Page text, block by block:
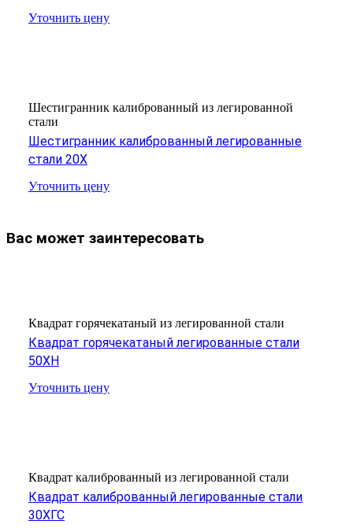
Уточнить цену
Шестигранник калиброванный из легированной
стали
Шестигранник калиброванный легированные
стали 20Х
Уточнить цену
Вас может заинтересовать
Квадрат горячекатаный из легированной стали
Квадрат горячекатаный легированные стали
50ХН
Уточнить цену
Квадрат калиброванный из легированной стали
Квадрат калиброванный легированные стали
30ХГС